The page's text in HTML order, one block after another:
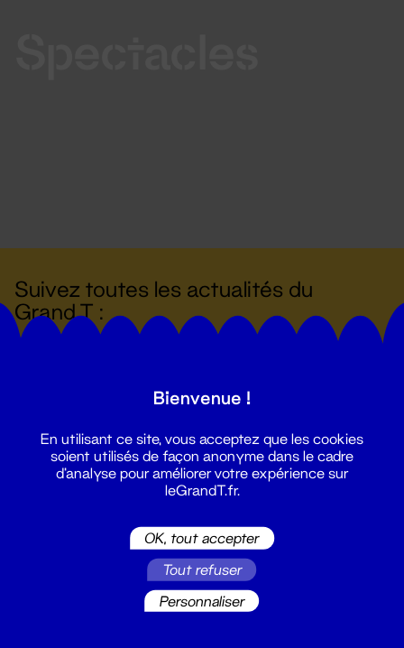
Suivez toutes les actualités du
Grand T :
billetterie@leGrandT.fr
Bienvenue !
En utilisant ce site, vous acceptez que les cookies
soient utilisés de façon anonyme dans le cadre
d'analyse pour améliorer votre expérience sur
leGrandT.fr.
OK, tout accepter
Tout refuser
Personnaliser